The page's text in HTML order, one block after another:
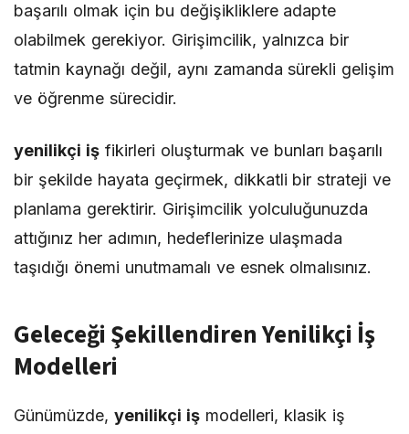
başarılı olmak için bu değişikliklere adapte
olabilmek gerekiyor. Girişimcilik, yalnızca bir
tatmin kaynağı değil, aynı zamanda sürekli gelişim
ve öğrenme sürecidir.
yenilikçi işfikirleri oluşturmak ve bunları başarılı
bir şekilde hayata geçirmek, dikkatli bir strateji ve
planlama gerektirir. Girişimcilik yolculuğunuzda
attığınız her adımın, hedeflerinize ulaşmada
taşıdığı önemi unutmamalı ve esnek olmalısınız.
Geleceği Şekillendiren Yenilikçi İş
Modelleri
Günümüzde, yenilikçi işmodelleri, klasik iş